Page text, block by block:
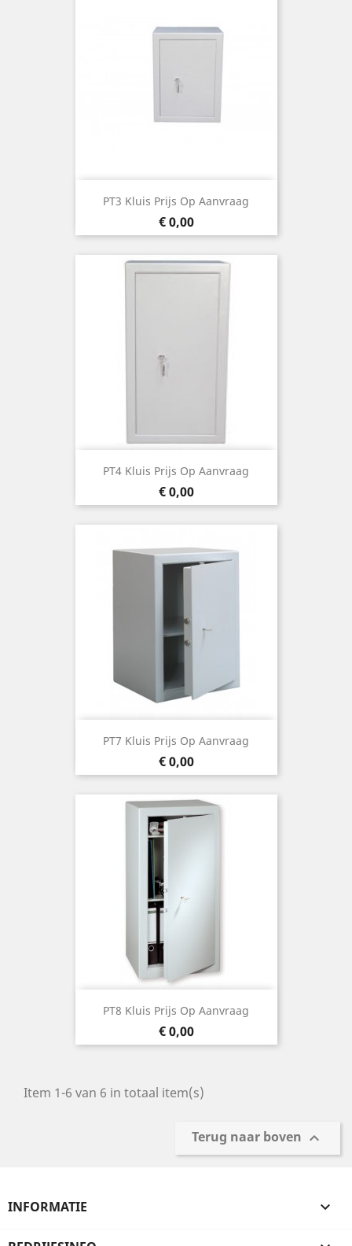
PT3 Kluis Prijs Op Aanvraag
Prijs
€ 0,00
PT4 Kluis Prijs Op Aanvraag
Prijs
€ 0,00
PT7 Kluis Prijs Op Aanvraag
Prijs
€ 0,00
PT8 Kluis Prijs Op Aanvraag
Prijs
€ 0,00
Item 1-6 van 6 in totaal item(s)
Terug naar boven 
INFORMATIE 